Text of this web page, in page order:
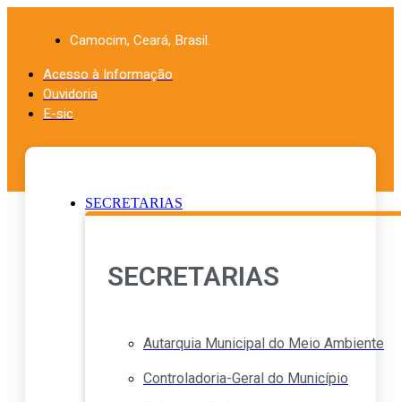
Camocim, Ceará, Brasil.
Acesso à Informação
Ouvidoria
E-sic
SECRETARIAS
SECRETARIAS
Autarquia Municipal do Meio Ambiente
Controladoria-Geral do Município